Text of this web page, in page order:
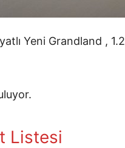
Yeni Grandland , 1.2
Listesi